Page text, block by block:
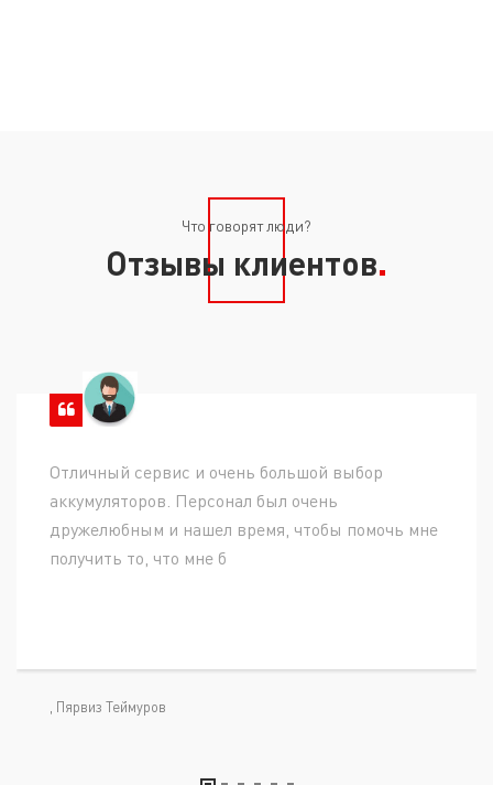
Что говорят люди?
Отзывы клиентов
Отличный сервис и очень большой выбор
аккумуляторов. Персонал был очень
дружелюбным и нашел время, чтобы помочь мне
получить то, что мне б
, Пярвиз Теймуров